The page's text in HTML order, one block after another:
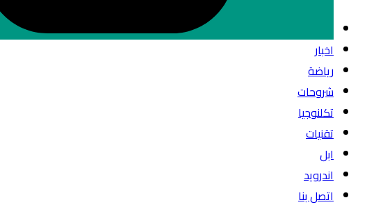
اخبار
رياضة
شروحات
تكلنوجيا
تقنيات
ابل
اندرويد
اتصل بنا